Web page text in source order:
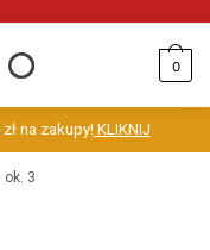
0
na zakupy!KLIKNIJ
ok. 3